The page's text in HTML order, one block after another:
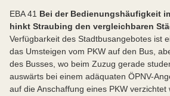
EBA 41 Bei der Bedienungshäufigkeit
hinkt Straubing den vergleichbaren
Verfügbarkeit des Stadtbusangebotes ist
das Umsteigen vom PKW auf den Bus,
des Busses, wo beim Zuzug gerade
auswärts bei einem adäquaten ÖPNV-
auf die Anschaffung eines PKW